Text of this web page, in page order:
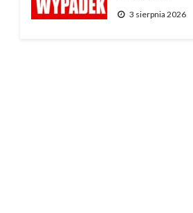
3 sierpnia 2026